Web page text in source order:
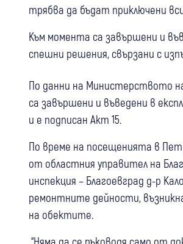
трябва да бъдат приключени
Към момента са завършени и
спешни решения, свързани с
По данни на Министерството
са завършени и въведени в
и е подписан Акт 15.
По време на посещенията в
от областния управител на
инспекция – Благоевград д-р
ремонтните дейности,
на обектите.
“Няма да се ръководя само от